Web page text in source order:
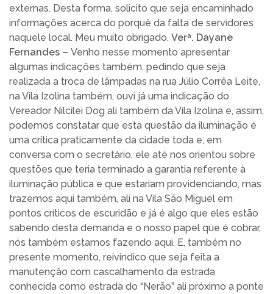
externas. Desta forma, solicito que seja encaminhado
informações acerca do porquê da falta de servidores
naquele local. Meu muito obrigado. Verª. Dayane
Fernandes – Venho nesse momento apresentar
algumas indicações também, pedindo que seja
realizada a troca de lâmpadas na rua Júlio Corrêa Leite,
na Vila Izolina também, ouvi já uma indicação do
Vereador Nilcilei Dog ali também da Vila Izolina e, assim,
podemos constatar que esta questão da iluminação é
uma crítica praticamente da cidade toda e, em
conversa com o secretário, ele até nos orientou sobre
questões que teria terminado a garantia referente à
iluminação pública e que estariam providenciando, mas
trazemos aqui também, ali na Vila São Miguel em
pontos críticos de escuridão e já é algo que eles estão
sabendo desta demanda e o nosso papel que é cobrar,
nós também estamos fazendo aqui. E, também no
presente momento, reivindico que seja feita a
manutenção com cascalhamento da estrada
conhecida como estrada do “Nerão” ali próximo a ponte